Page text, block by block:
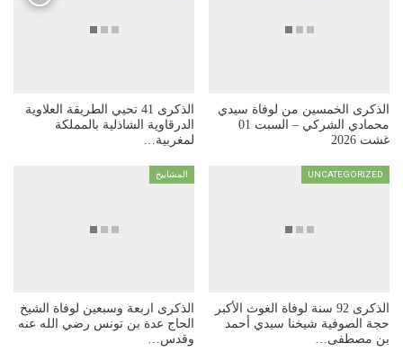
الذكرى الخمسين من لوفاة سيدي
محمادي الشركي – السبت 01
غشت 2026
الذكرى 41 تحيي الطريقة العلاوية
الدرقاوية الشاذلية بالمملكة
لمغربية…
UNCATEGORIZED
الذكرى 92 سنة لوفاة الغوث الأكبر
حجة الصوفية شيخنا سيدي أحمد
بن مصطفى…
المشاييخ
الذكرى اربعة وسبعين لوفاة الشيخ
الحاج عدة بن تونس رضي الله عنه
وقدس…